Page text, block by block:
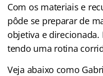
Com os materiais e
pôde se preparar de
objetiva e
tendo uma rotina
Veja abaixo como